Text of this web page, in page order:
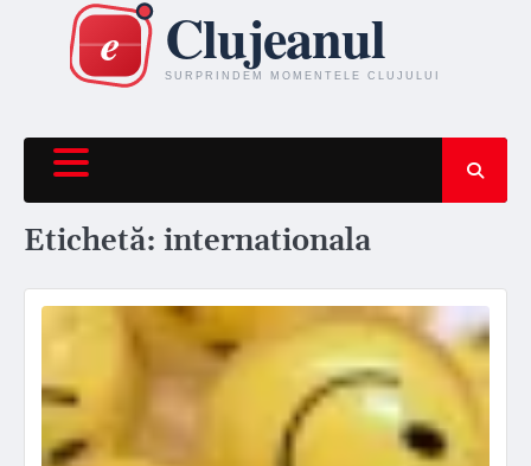
content
Etichetă: internationala